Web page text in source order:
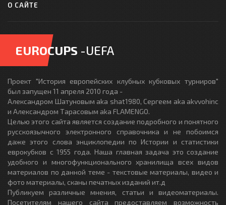
О САЙТЕ
EUROCUPS -UEFA
Проект "История европейских клубных кубковых турниров"
был запущен 11 апреля 2010 года -
Александром Шатуновым aka shat1980, Сергеем aka akvvohinc
и Александром Тарасовым aka FLAMENGO.
Целью этого сайта является создание подробного и понятного
русскоязычного электронного справочника и не побоимся
даже этого слова энциклопедии по Истории и статистики
еврокубков с 1955 года. Наша главная задача это создание
удобного и многофункционального хранилища всех видов
материалов по данной теме - текстовые материалы, видео и
фото материалы, сканы печатных изданий ит.д
Публикуем различные мнения, статьи и видеоматериалы.
Посетителям нашего сайта предоставляем возможность